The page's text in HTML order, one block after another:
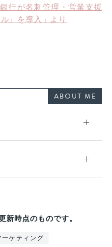
行が名刺管理・営業支援
』を導入」より
ABOUT ME
時点のものです。
ーケティング